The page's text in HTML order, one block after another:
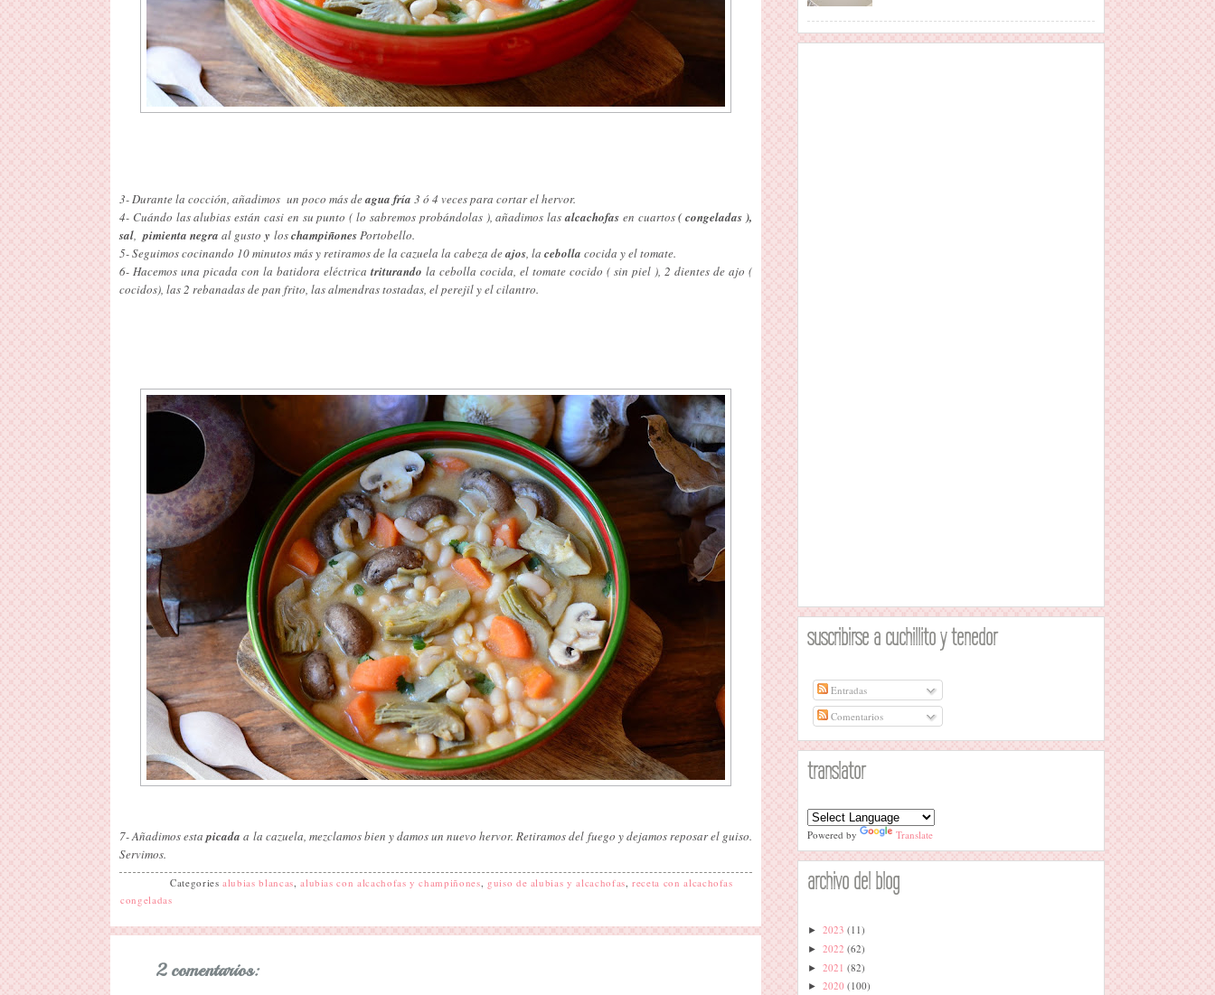
3- Durante la cocción, añadimos un poco más deagua fría 3 ó 4 veces para cortar el hervor.
4- Cuándo las alubias están casi en su punto ( lo sabremos probándolas ), añadimos lasalcachofasen cuartos( congeladas ),
sal, pimienta negra al gusto y loschampiñonesPortobello.
5- Seguimos cocinando 10 minutos más y retiramos de la cazuela la cabeza deajos, la cebolla cocida y el tomate.
6- Hacemos una picada con la batidora eléctrica triturando la cebolla cocida, el tomate cocido ( sin piel ), 2 dientes de ajo (
cocidos), las 2 rebanadas de pan frito, las almendras tostadas, el perejil y el cilantro.
7- Añadimos estapicada a la cazuela, mezclamos bien y damos un nuevo hervor. Retiramos del fuego y dejamos reposar el guiso.
Servimos.
Categoriesalubias blancas ,alubias con alcachofas y champiñones guiso de alubias y alcachofas ,receta con alcachofas
congeladas
2 comentarios:
suscribirse a cuchillito y tenedor
Entradas
Comentarios
translator
Powered by Translate
archivo del blog
► 2023 (11)
► 2022 (62)
► 2021 (82)
► 2020 (100)